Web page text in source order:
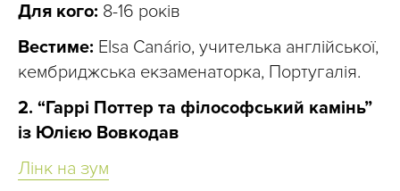
Для кого: 8-16 років
Вестиме: Elsa Canário, учителька англійської,
кембриджська екзаменаторка, Португалія.
2. “Гаррі Поттер та філософський камінь”
із Юлією Вовкодав
Лінк на зум